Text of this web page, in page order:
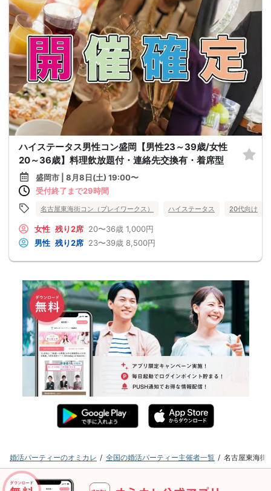
ハイステータス男性コン盛岡【男性23～39歳/女性
20～36歳】料理飲放題付・連絡先交換有・着席型
盛岡市 | 8月8日(土) 19:00〜
受付終了まで29時間
名古屋東海街コン（プレイワークス） ハイステータス 20代向け
女性 残り2席 20〜36歳 1,000円
男性 残り2席 23〜39歳 8,500円
婚活パーティーのオミカレ 全国の婚活パーティー主催者一覧 名古屋東海街